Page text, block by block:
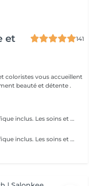
et
141
coloristes vous accueillent
beauté et détente .
Diagnostique & Shampooing spécifique inclus. Les soins et fixations seront ajoutés si besoin.
Diagnostique & Shampooing spécifique inclus. Les soins et fixations seront ajoutés si besoin. Un supplément de 3,90 euros sera appliqué sur la coupe en cas de changement / transformation.